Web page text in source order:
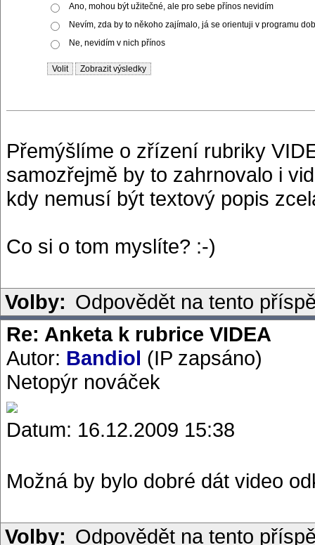
Ano, mohou být užitečné, ale pro sebe přínos nevidím
Nevím, zda by to někoho zajímalo, já se orientuji v programu
Ne, nevidím v nich přínos
Přemýšlíme o zřízení rubriky
samozřejmě by to zahrnovalo i
kdy nemusí být textový popis
Co si o tom myslíte? :-)
Volby: Odpovědět na tento
Re: Anketa k rubrice VIDEA
Autor: Bandiol (IP zapsáno)
Netopýr nováček
Datum: 16.12.2009 15:38
Možná by bylo dobré dát video
Volby: Odpovědět na tento